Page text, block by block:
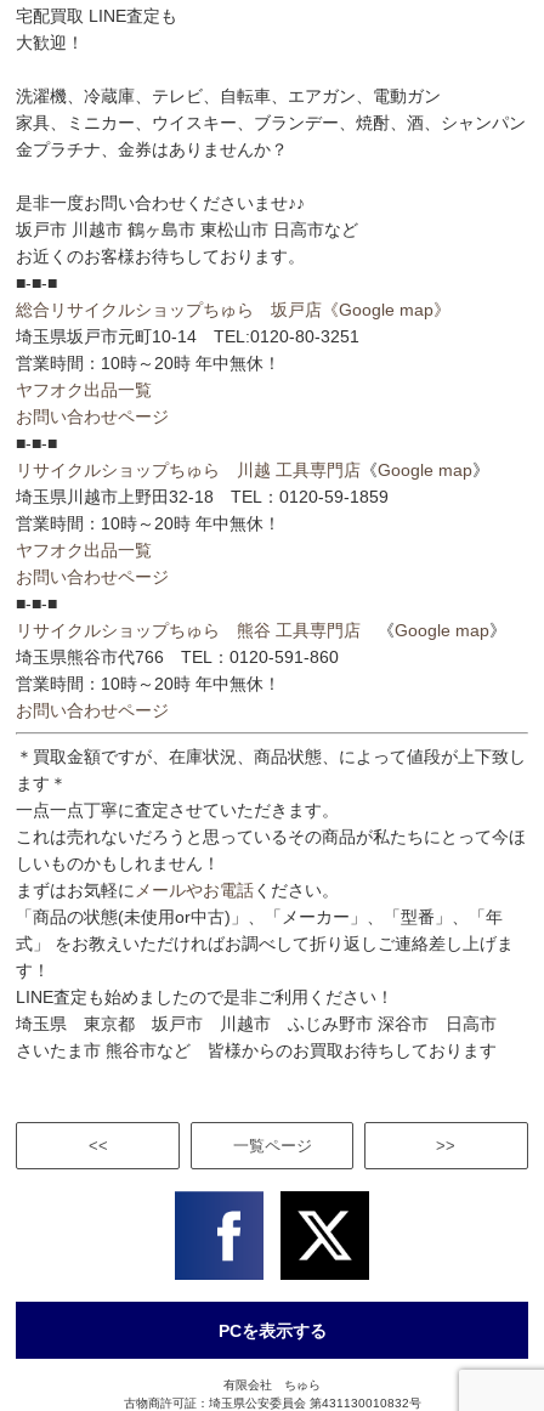
宅配買取 LINE査定も
大歓迎！
洗濯機、冷蔵庫、テレビ、自転車、エアガン、電動ガン
家具、ミニカー、ウイスキー、ブランデー、焼酎、酒、シャンパン
金プラチナ、金券はありませんか？
是非一度お問い合わせくださいませ♪♪
坂戸市 川越市 鶴ヶ島市 東松山市 日高市など
お近くのお客様お待ちしております。
■-■-■
総合リサイクルショップちゅら 坂戸店 《Google map》
埼玉県坂戸市元町10-14 TEL:0120-80-3251
営業時間：10時～20時 年中無休！
ヤフオク出品一覧
お問い合わせページ
■-■-■
リサイクルショップちゅら 川越 工具専門店 《Google map》
埼玉県川越市上野田32-18 TEL：0120-59-1859
営業時間：10時～20時 年中無休！
ヤフオク出品一覧
お問い合わせページ
■-■-■
リサイクルショップちゅら 熊谷 工具専門店 《Google map》
埼玉県熊谷市代766 TEL：0120-591-860
営業時間：10時～20時 年中無休！
お問い合わせページ
＊買取金額ですが、在庫状況、商品状態、によって値段が上下致し
ます＊
一点一点丁寧に査定させていただきます。
これは売れないだろうと思っているその商品が私たちにとって今ほ
しいものかもしれません！
まずはお気軽に メールやお電話ください。
「商品の状態(未使用or中古)」、「メーカー」、「型番」、「年
式」 をお教えいただければお調べして折り返しご連絡差し上げま
す！
LINE査定も始めましたので是非ご利用ください！
埼玉県 東京都 坂戸市 川越市 ふじみ野市 深谷市 日高市
さいたま市 熊谷市など 皆様からのお買取お待ちしております
<< >>
一覧ページ
PCを表示する
有限会社 ちゅら
古物商許可証：埼玉県公安委員会 第431130010832号